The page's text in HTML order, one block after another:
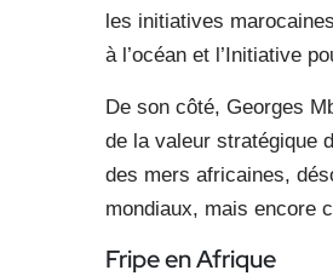
les initiatives
à l’océan et l’Initiative
De son côté, Georges
de la valeur stratégique
des mers africaines,
mondiaux, mais encore
Fripe en Afrique